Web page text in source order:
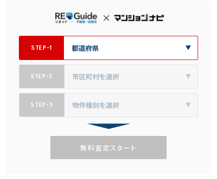
STEP-1
STEP-2
STEP-3
無料査定スタート